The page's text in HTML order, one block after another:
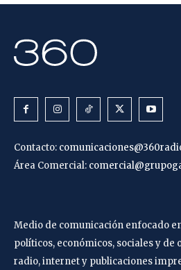
Contacto:
Área Comercial:
Medio de comunicación enfocado
políticos, económicos, sociales y de
radio, internet y publicaciones